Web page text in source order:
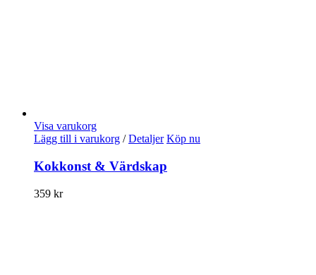
Visa varukorg
Lägg till i varukorg / Detaljer Köp nu
Kokkonst & Värdskap
359 kr